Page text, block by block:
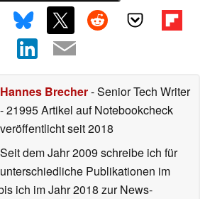
Hannes Brecher- Senior Tech Writer
- 21995 Artikel auf Notebookcheck
veröffentlichtseit 2018
Seit dem Jahr 2009 schreibe ich für
unterschiedliche Publikationen im
ich im Jahr 2018 zur News-